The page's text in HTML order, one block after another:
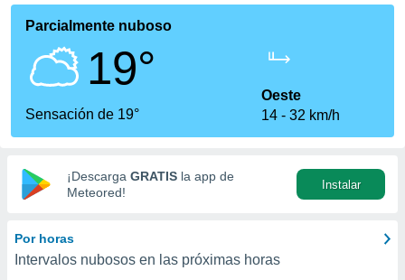
ha sido
que se
calidad.
a este
las
y
digital
basada
Parcialmente nuboso
19°
Sensación de 19°
Oeste
14
32 km/h
¡Descarga GRATIS la app de
Meteored!
Instalar
Por horas
Intervalos nubosos en las próximas horas